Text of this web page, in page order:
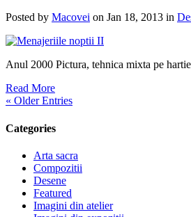
Posted by Macovei on Jan 18, 2013 in
Anul 2000 Pictura, tehnica mixta pe
Read More
« Older Entries
Categories
Arta sacra
Compozitii
Desene
Featured
Imagini din atelier